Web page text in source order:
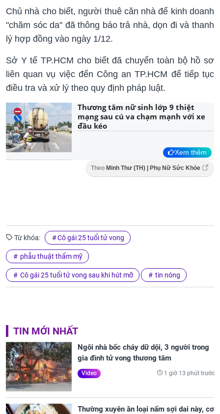
Chủ nhà cho biết, người thuê căn nhà để kinh doanh
"chăm sóc da" đã thông báo trả nhà, dọn đi và thanh
lý hợp đồng vào ngày 1/12.
Sở Y tế TP.HCM cho biết đã chuyển toàn bộ hồ sơ
liên quan vụ việc đến Công an TP.HCM để tiếp tục
điều tra và xử lý theo quy định pháp luật.
Thương tâm nữ sinh lớp 9 thiệt
mạng sau cú va chạm mạnh với xe
đầu kéo
Xem thêm
Theo Minh Thư (TH) | Phụ Nữ Sức Khỏe
Từ khóa: Cô gái 25 tuổi tử vong
phẫu thuật thẩm mỹ
Cô gái 25 tuổi tử vong sau khi hút mỡ tin nóng
TIN MỚI NHẤT
Ngôi nhà bốc cháy dữ dội, 3 người trong
gia đình tử vong thương tâm
Video 1 giờ 13 phút trước
Thường xuyên ăn loại nấm sợi dai này, cơ